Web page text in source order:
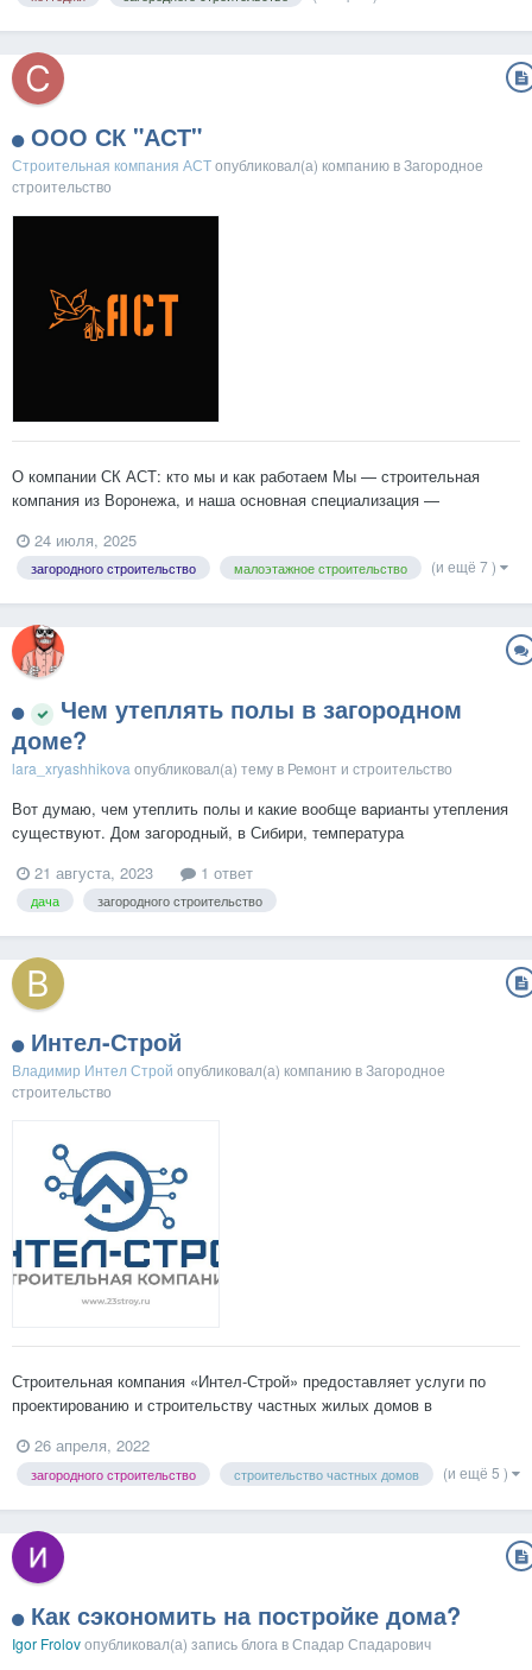
ООО СК "АСТ"
Строительная компания АСТопубликовал(а) компанию вЗагородное
строительство
О компании СК АСТ: кто мы и как работаем Мы — строительная
компания из Воронежа, и наша основная специализация —
газобетона. Мы не «продаём мечту», не обещаем «дом за миллион»
и не рисуем красивые картинки без привязки к реал...
24 июля, 2025
загородного строительство малоэтажное строительство (и ещё 7 )
Чем утеплять полы в загородном
доме?
lara_xryashhikova опубликовал(а) тему в Ремонт и строительство
Вот думаю, чем утеплить полы и какие вообще варианты утепления
существуют. Дом загородный, в Сибири, температура
21 августа, 2023 1 ответ
дача загородного строительство
Интел-Строй
Владимир Интел Строй опубликовал(а) компанию вЗагородное
строительство
Строительная компания «Интел-Строй» предоставляет услуги по
проектированию и строительству частных жилых домов в
города. Мы строим современные качественные дома с
продуманными планировками любого уровня сложности. У нас можно
26 апреля, 2022
загородного строительство строительство частных домов (и ещё 5 )
Как сэкономить на постройке дома?
Igor Frolovопубликовал(а) запись блога вСпадар Спадарович